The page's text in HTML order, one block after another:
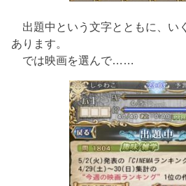
出題中という文字とともに、い
あります。
では映画を選んで……